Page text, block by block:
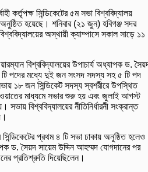
কর্তৃপক্ষ সিন্ডিকেটের ৫ম সভা বিশ্ববিদ্যালয়
অনুষ্ঠিত হয়েছে। শনিবার (২১ জুন) হবিগঞ্জ সদর
অস্থায়ী ক্যাম্পাসে সকাল সাড়ে ১১
বিশ্ববিদ্যালয়ের উপাচার্য অধ্যাপক ড.
টি পদের মধ্যে দুই জন সংসদ সদস্য সহ ৫ টি পদ
১৮ জন সিন্ডিকেট সদস্য স্বশরীরে উপস্থিত
মাধ্যমে সভার শুরু হয় এবং জুলাই আগস্ট
বিশ্ববিদ্যালয়ের নীতিনির্ধারনী সংক্রান্ত
প্রথম ৪ টি সভা ঢাকায় অনুষ্ঠিত হলেও
ড. সৈয়দ সায়েম উদ্দিন আহম্মদ যোগদানের পর
প্রতিশ্রুতি দিয়েছিলেন।